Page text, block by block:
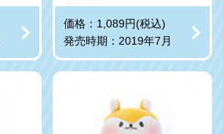
価格：1,089円(税込)
発売時期：2019年7月